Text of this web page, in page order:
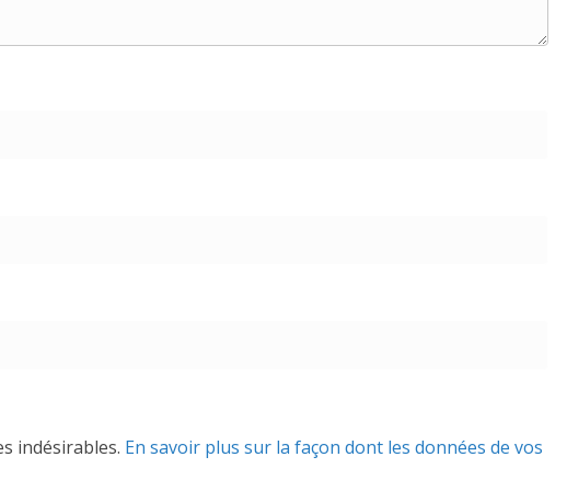
indésirables. En savoir plus sur la façon dont les données de vos